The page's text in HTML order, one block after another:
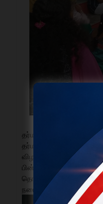
தர்மபுரி
தர்மபுரி
விழாவை முன்னிட்டு
பின்னர் கோவில் பிரதான
தொடர்ந்து
நடைபெற்றது.